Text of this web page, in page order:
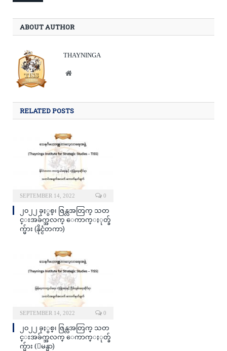
ABOUT AUTHOR
THAYNINGA
Website
RELATED POSTS
SEPTEMBER 14, 2022 0
၂၀၂၂ ခုႏွစ္၊ ဇြန္လအတြက္ သတ
င္းအခ်က္အလက္ ေကာက္ႏုတ္ခ်
က္မ်ား (နိုင္ငံတကာ)
SEPTEMBER 14, 2022 0
၂၀၂၂ ခုႏွစ္၊ ဇြန္လအတြက္ သတ
င္းအခ်က္အလက္ ေကာက္ႏုတ္ခ်
က္မ်ား (ျမန္မာ)